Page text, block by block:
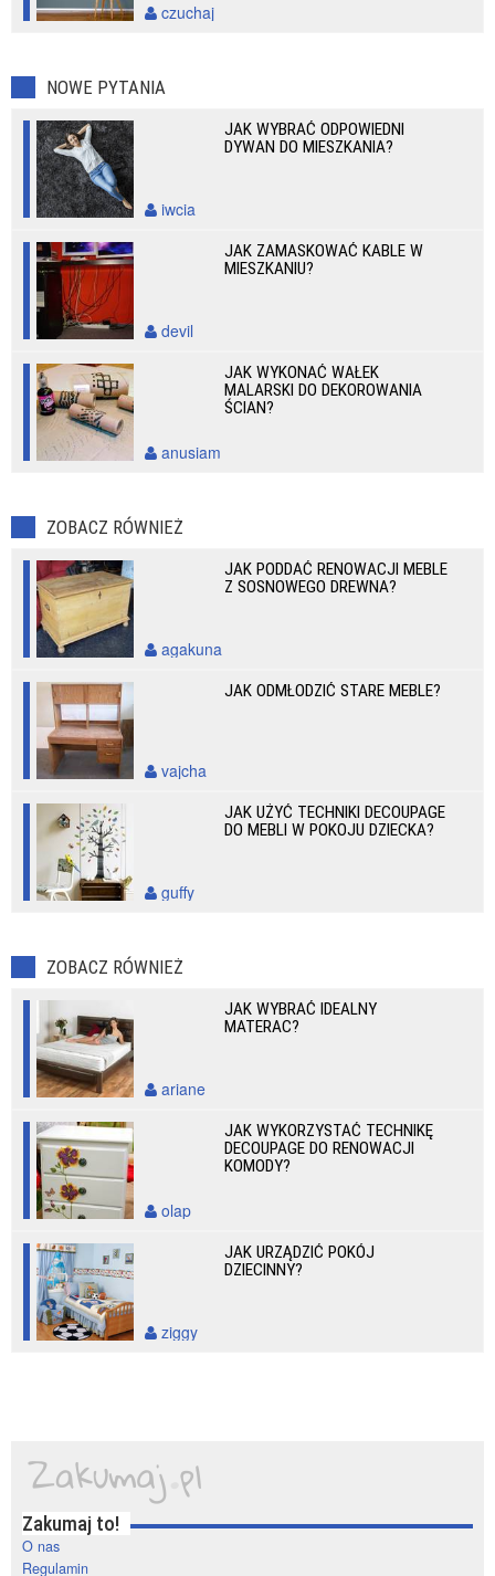
czuchaj
NOWE PYTANIA
JAK WYBRAĆ ODPOWIEDNI
DYWAN DO MIESZKANIA?
iwcia
JAK ZAMASKOWAĆ KABLE W
MIESZKANIU?
devil
JAK WYKONAĆ WAŁEK
MALARSKI DO DEKOROWANIA
ŚCIAN?
anusiam
ZOBACZ RÓWNIEŻ
JAK PODDAĆ RENOWACJI MEBLE
Z SOSNOWEGO DREWNA?
agakuna
JAK ODMŁODZIĆ STARE MEBLE?
vajcha
JAK UŻYĆ TECHNIKI DECOUPAGE
DO MEBLI W POKOJU DZIECKA?
guffy
ZOBACZ RÓWNIEŻ
JAK WYBRAĆ IDEALNY
MATERAC?
ariane
JAK WYKORZYSTAĆ TECHNIKĘ
DECOUPAGE DO RENOWACJI
KOMODY?
olap
JAK URZĄDZIĆ POKÓJ
DZIECINNY?
ziggy
Zakumaj to!
O nas
Regulamin